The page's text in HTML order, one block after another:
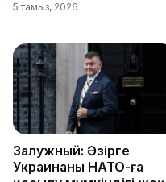
5 тамыз, 2026
Залужный: Әзірге
Украинаның НАТО-ға